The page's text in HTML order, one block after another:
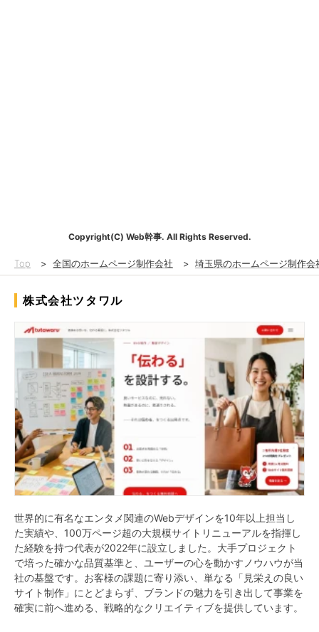
Copyright(C) Web幹事. All Rights Reserved.
Top > 全国のホームページ制作会社 > 埼玉県のホームページ制作会
株式会社ツタワル
世界的に有名なエンタメ関連のWebデザインを10年以上担当し
た実績や、100万ページ超の大規模サイトリニューアルを指揮し
た経験を持つ代表が2022年に設立しました。大手プロジェクト
で培った確かな品質基準と、ユーザーの心を動かすノウハウが当
社の基盤です。お客様の課題に寄り添い、単なる「見栄えの良い
サイト制作」にとどまらず、ブランドの魅力を引き出して事業を
確実に前へ進める、戦略的なクリエイティブを提供しています。